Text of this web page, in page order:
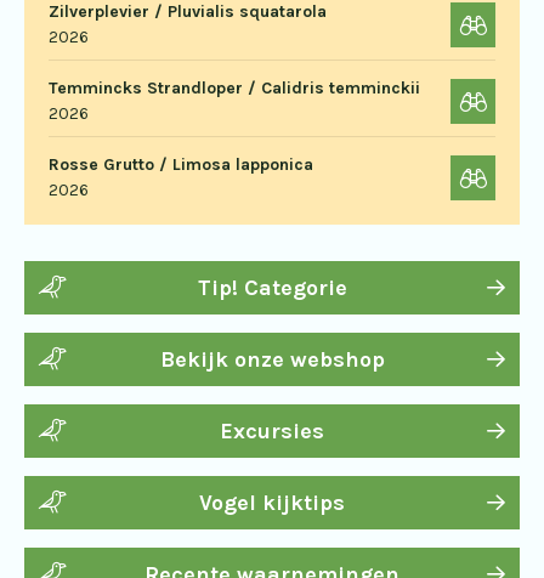
Zilverplevier / Pluvialis squatarola
2026
Temmincks Strandloper / Calidris temminckii
2026
Rosse Grutto / Limosa lapponica
2026
Tip! Categorie
Bekijk onze webshop
Excursies
Vogel kijktips